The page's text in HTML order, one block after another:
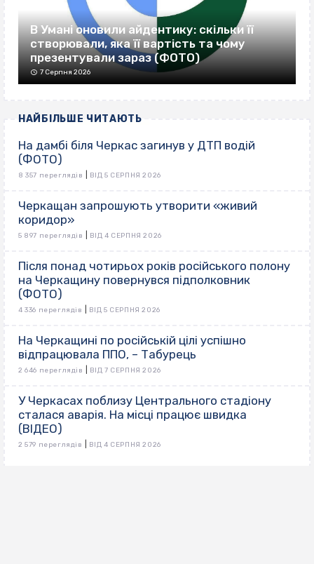
В Умані оновили айдентику: скільки її
створювали, яка її вартість та чому
презентували зараз (ФОТО)
7 Серпня 2026
НАЙБІЛЬШЕ ЧИТАЮТЬ
На дамбі біля Черкас загинув у ДТП водій
(ФОТО)
8 357 переглядів ВІД 5 СЕРПНЯ 2026
Черкащан запрошують утворити «живий
коридор»
5 897 переглядів ВІД 4 СЕРПНЯ 2026
Після понад чотирьох років російського полону
на Черкащину повернувся підполковник
(ФОТО)
4 336 переглядів ВІД 5 СЕРПНЯ 2026
На Черкащині по російській цілі успішно
відпрацювала ППО, – Табурець
2 646 переглядів ВІД 7 СЕРПНЯ 2026
У Черкасах поблизу Центрального стадіону
сталася аварія. На місці працює швидка
(ВІДЕО)
2 579 переглядів ВІД 4 СЕРПНЯ 2026